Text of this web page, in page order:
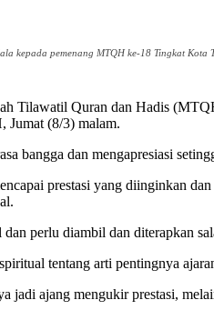
kepada pemenang MTQH ke-18 Tingkat
Tilawatil Quran dan Hadis
Jumat (8/3) malam.
bangga dan mengapresiasi
prestasi yang diinginkan
perlu diambil dan diterapkan
tentang arti pentingnya
ajang mengukir prestasi,